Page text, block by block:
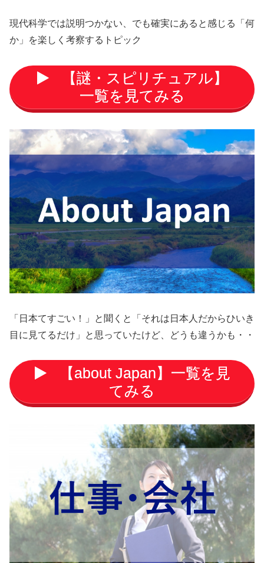
現代科学では説明つかない、でも確実にあると感じる「何
か」を楽しく考察するトピック
【謎・スピリチュアル】
一覧を見てみる
「日本てすごい！」と聞くと「それは日本人だからひいき
目に見てるだけ」と思っていたけど、どうも違うかも・・
【about Japan】一覧を見
てみる